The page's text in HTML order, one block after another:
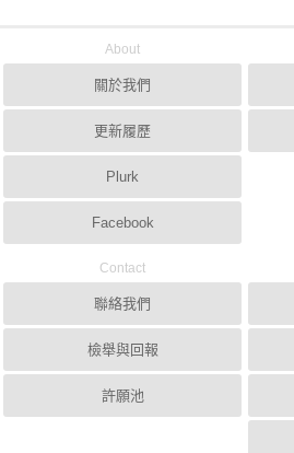
About
關於我們
更新履歷
Plurk
Facebook
Contact
聯絡我們
檢舉與回報
許願池